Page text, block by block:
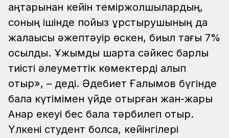
қаңтарынан кейін теміржолшылардың,
соның ішінде пойыз құрстырушының да
жалақысы әжептәуір өскен, биыл тағы 7%
қосылды. Ұжымдық шартқа сәйкес барлық
тиісті әлеуметтік көмектерді алып
отыр», – деді. Әдебиет Ғалымов бүгінде
бала күтімімен үйде отырған жан-жары
Анар екеуі бес бала тәрбилеп отыр.
Үлкені студент болса, кейінгілері